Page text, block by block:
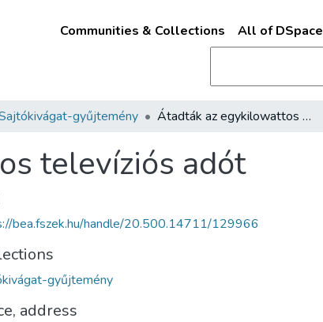
Communities & Collections All of DSpace
gyűjtemény Átadták az egykilowattos televíziós adót
televíziós adót
bea.fszek.hu/handle/20.500.14711/129966
gyűjtemény
address